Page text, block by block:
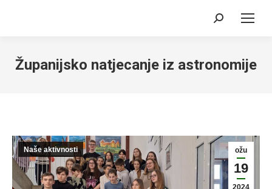
Search:
Županijsko natjecanje iz astronomije
ožu
19
2024
Naše aktivnosti